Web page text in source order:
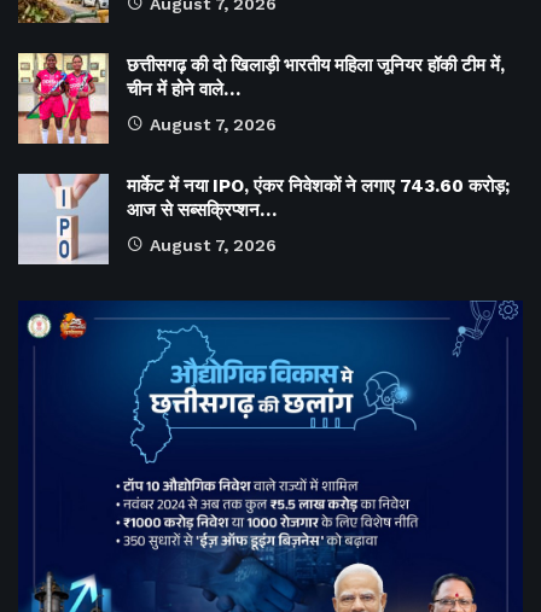
छत्तीसगढ़ की दो खिलाड़ी भारतीय महिला जूनियर हॉकी टीम में,
चीन में होने वाले…
August 7, 2026
मार्केट में नया IPO, एंकर निवेशकों ने लगाए 743.60 करोड़;
आज से सब्सक्रिप्शन…
August 7, 2026